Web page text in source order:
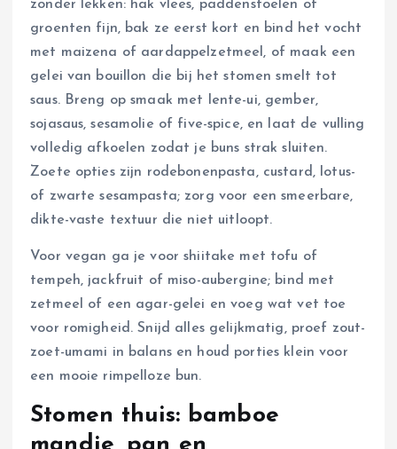
zonder lekken: hak vlees, paddenstoelen of
groenten fijn, bak ze eerst kort en bind het vocht
met maizena of aardappelzetmeel, of maak een
gelei van bouillon die bij het stomen smelt tot
saus. Breng op smaak met lente-ui, gember,
sojasaus, sesamolie of five-spice, en laat de vulling
volledig afkoelen zodat je buns strak sluiten.
Zoete opties zijn rodebonenpasta, custard, lotus-
of zwarte sesampasta; zorg voor een smeerbare,
dikte-vaste textuur die niet uitloopt.
Voor vegan ga je voor shiitake met tofu of
tempeh, jackfruit of miso-aubergine; bind met
zetmeel of een agar-gelei en voeg wat vet toe
voor romigheid. Snijd alles gelijkmatig, proef zout-
zoet-umami in balans en houd porties klein voor
een mooie rimpelloze bun.
Stomen thuis: bamboe